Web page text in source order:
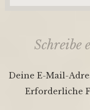
Schreibe
Deine E-Mail-
Erforderliche